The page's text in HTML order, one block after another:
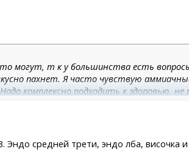
могут, т к у большинства есть
пахнет. Я часто чувствую
комплексно подходить к здоровью,
средней трети, эндо лба, височка и